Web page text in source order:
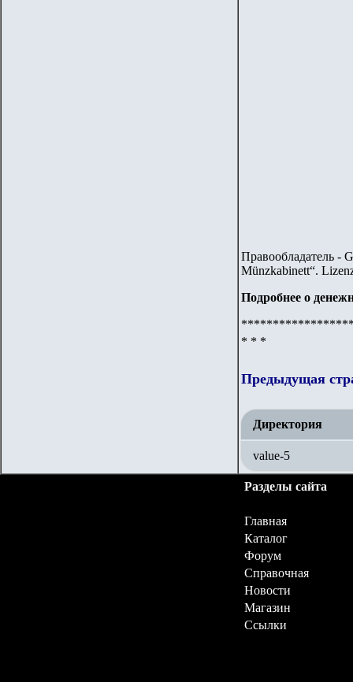
Правообладатель -
Münzkabinett“.
Подробнее о
* * *
Предыдущая
Директория
value-5
Разделы сайта
Главная
Каталог
Форум
Справочная
Новости
Магазин
Ссылки